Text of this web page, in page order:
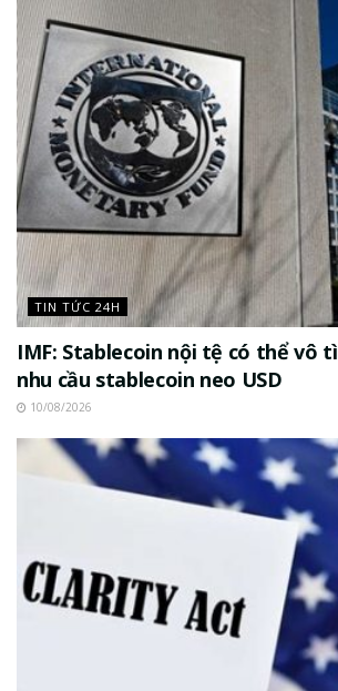
TIN TỨC 24H
IMF: Stablecoin nội tệ có thể vô
nhu cầu stablecoin neo USD
10/08/2026